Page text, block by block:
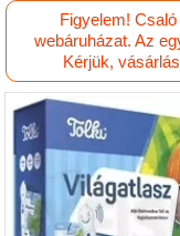
Figyelem!
webáruházat. Az
Kérjük,